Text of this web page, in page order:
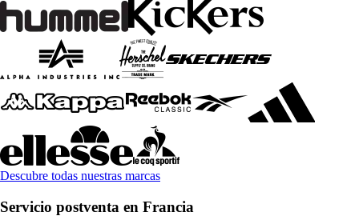
Descubre todas nuestras marcas
Servicio postventa en Francia